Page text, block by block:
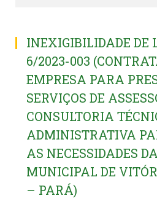
INEXIGIBILIDADE DE
6/2023-003
EMPRESA PARA
SERVIÇOS DE
CONSULTORIA
ADMINISTRATIVA
AS NECESSIDADES
MUNICIPAL DE
– PARÁ)